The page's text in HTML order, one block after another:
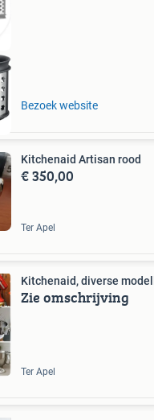
Bezoek website
Kitchenaid Artisan rood
€ 350,00
Ter Apel
Kitchenaid, diverse
Zie omschrijving
Ter Apel